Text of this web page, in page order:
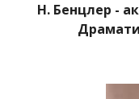
Н. Бенцлер -